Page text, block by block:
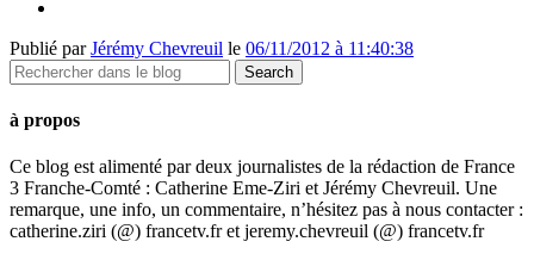
Publié parJérémy Chevreuil le 06/11/2012 à 11:40:38
à propos
Ce blog est alimenté par deux journalistes de la rédaction de France
3 Franche-Comté : Catherine Eme-Ziri et Jérémy Chevreuil. Une
remarque, une info, un commentaire, n’hésitez pas à nous contacter :
catherine.ziri (@) francetv.fr et jeremy.chevreuil (@) francetv.fr